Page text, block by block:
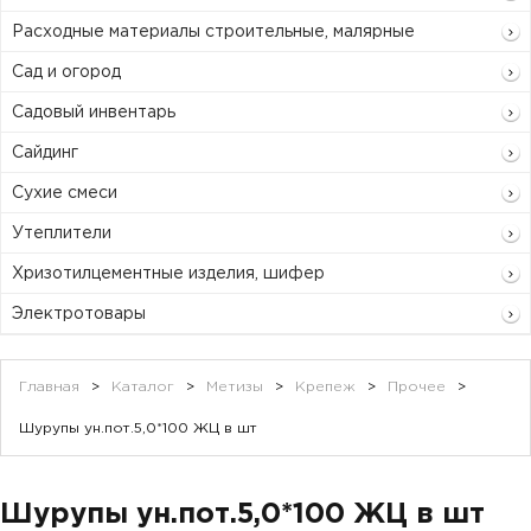
Расходные материалы строительные, малярные
Сад и огород
Садовый инвентарь
Сайдинг
Сухие смеси
Утеплители
Хризотилцементные изделия, шифер
Электротовары
Главная > Каталог > Метизы > Крепеж > Прочее >
Шурупы ун.пот.5,0*100 ЖЦ в шт
Шурупы ун.пот.5,0*100 ЖЦ в шт